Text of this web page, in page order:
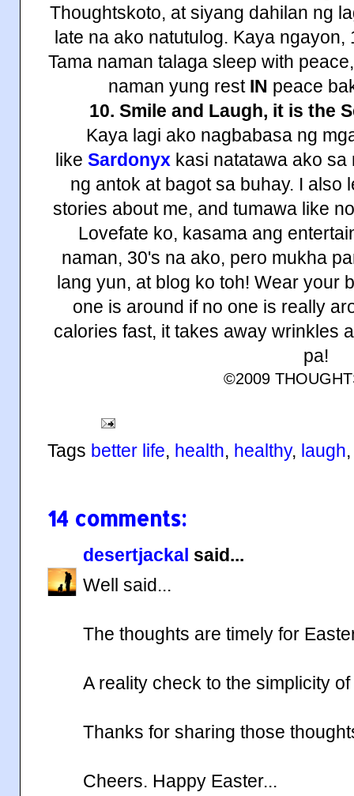
Thoughtskoto, at siyang dahilan ng
late na ako natutulog. Kaya
Tama naman talaga sleep with
naman yung rest IN peace
10. Smile and Laugh, it is the
Kaya lagi ako nagbabasa ng
like Sardonyx kasi natatawa ako
ng antok at bagot sa buhay. I also
stories about me, and tumawa like
Lovefate ko, kasama ang
naman, 30's na ako, pero mukha
lang yun, at blog ko toh! Wear your
one is around if no one is really
calories fast, it takes away wrinkles
pa!
©2009
Tags better life, health, healthy, laugh
14 comments:
desertjackal said...
Well said...
The thoughts are timely for
A reality check to the simplicity
Thanks for sharing those
Cheers. Happy Easter...